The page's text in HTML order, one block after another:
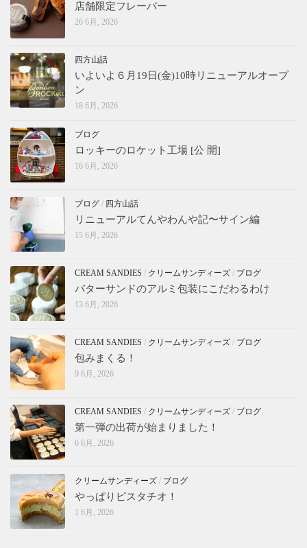
店舗限定フレーバー
26 6月, 2026
四方山話
いよいよ６月19日(金)10時リニューアルオープ
ン
18 6月, 2026
ブログ
ロッキーのロケット工場 [公 開]
16 6月, 2026
ブログ / 四方山話
リニューアルてんやわんや記〜サイン編
15 6月, 2026
CREAM SANDIES / クリームサンディーズ / ブログ
バターサンドのアルミ包装にこだわるわけ
13 6月, 2026
CREAM SANDIES / クリームサンディーズ / ブログ
包みまくる！
9 6月, 2026
CREAM SANDIES / クリームサンディーズ / ブログ
第一弾の出荷が始まりました！
6 6月, 2026
クリームサンディーズ / ブログ
やっぱりピスタチオ！
1 6月, 2026